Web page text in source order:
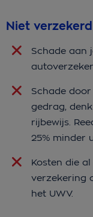
Niet verzekerd
Schade aan
Schade
gedrag,
rijbewijs.
25% minder
Kosten die
verzekering
het UWV.